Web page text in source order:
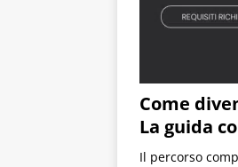
Come
La guida
Il percorso